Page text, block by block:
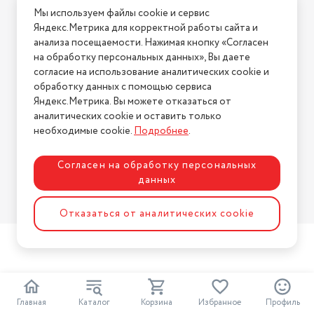
Главная Каталог Корзина Избранное Профиль
Тип кондиционера
сплит-система
Мин. поддерживаемая
температура
16 °C
Потребляемая мощность при
охлаждении
1093 Вт
Макс.поддерживаемая
Условия возврата
Нашли ошибку на сайте? Напишите нам
2026 © Интернет-магазин "АстМаркет". У нас есть всё!
Политика конфиденциальности
Разработка сайтаASTDESIGN
Мы используем файлы cookie и сервис
Яндекс.Метрика для корректной работы сайта и
анализа посещаемости. Нажимая кнопку «Согласен
на обработку персональных данных», Вы даете
согласие на использование аналитических cookie и
обработку данных с помощью сервиса
Яндекс.Метрика. Вы можете отказаться от
аналитических cookie и оставить только
необходимые cookie.Подробнее.
Согласен на обработку персональных
данных
Отказаться от аналитических cookie